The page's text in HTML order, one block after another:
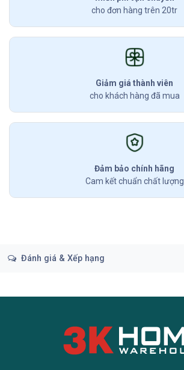
cho đơn hàng trên 20tr
Giảm giá thành viên
cho khách hàng đã mua
Đảm bảo chính hãng
Cam kết chuẩn chất lượng
Đánh giá & Xếp hạng